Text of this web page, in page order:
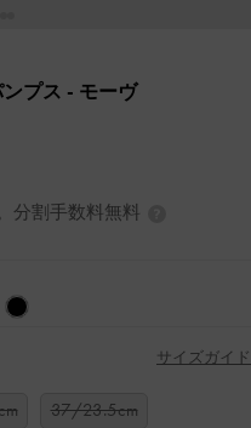
プス - モーヴ
分割手数料無料
サイズガイド
37/23.5cm